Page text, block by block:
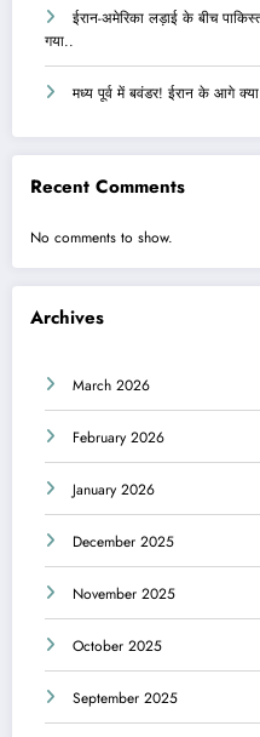
ईरान-अमेरिका लड़ाई के बीच
गया..
मध्य पूर्व में बवंडर! ईरान के आगे
Recent Comments
No comments to show.
Archives
March 2026
February 2026
January 2026
December 2025
November 2025
October 2025
September 2025